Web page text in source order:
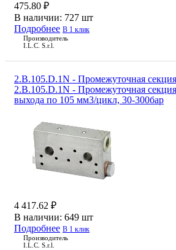
475.80 ₽
В наличии: 727 шт
Подробнее В 1 клик
Производитель
I.L.C. S.r.l.
2.B.105.D.1N - Промежуточная
2.B.105.D.1N - Промежуточная
выхода по 105 мм3/цикл, 30-300бар
4 417.62 ₽
В наличии: 649 шт
Подробнее В 1 клик
Производитель
I.L.C. S.r.l.